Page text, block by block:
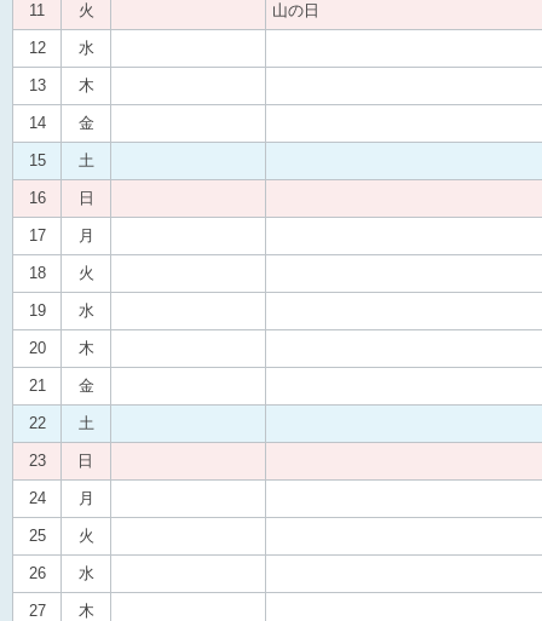
11 火 山の日
12 水
13 木
14 金
15 土
16 日
17 月
18 火
19 水
20 木
21 金
22 土
23 日
24 月
25 火
26 水
27 木